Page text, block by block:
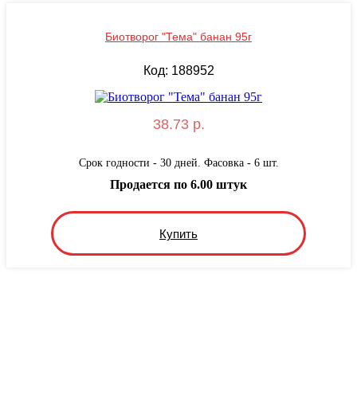
Биотворог "Тема" банан 95г
Код: 188952
38.73 р.
Срок годности - 30 дней. Фасовка - 6 шт.
Купить
Продается по 6.00 штук